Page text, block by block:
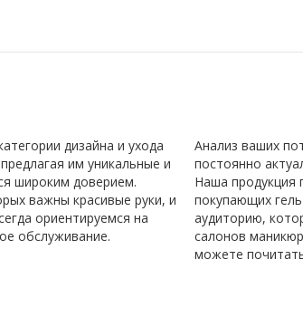
дизайна и ухода
им уникальные и
широким доверием.
важны красивые руки, и
ориентируемся на
обслуживание.
Анализ ваших
постоянно
Наша продукция
покупающих
аудиторию,
салонов
можете